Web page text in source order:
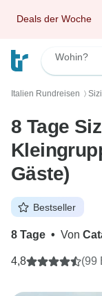
Deals der Woche
Wohin?
Italien Rundreisen 〉
8 Tage
Gäste)
Bestseller
8 Tage • Von
4,8 (99